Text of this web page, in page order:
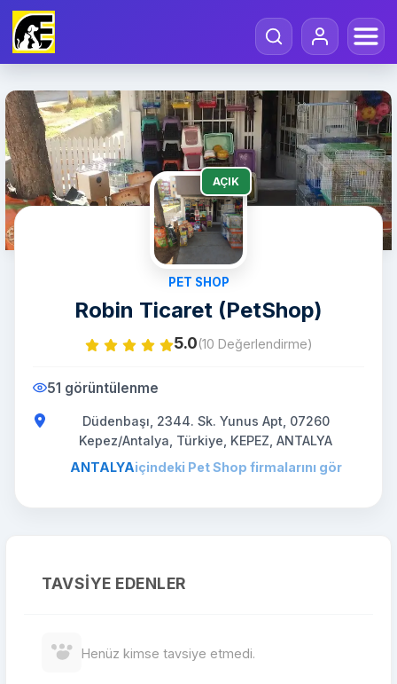
AÇIK
PET SHOP
Robin Ticaret (PetShop)
5.0(10 Değerlendirme)
51 görüntülenme
Düdenbaşı, 2344. Sk. Yunus Apt, 07260
Kepez/Antalya, Türkiye, KEPEZ, ANTALYA
ANTALYAiçindeki Pet Shop firmalarını gör
TAVSIYE EDENLER
Henüz kimse tavsiye etmedi.